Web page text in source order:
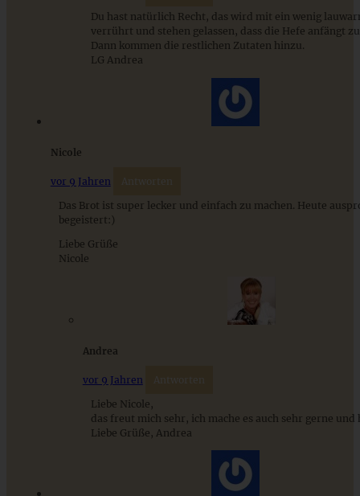
Du hast natürlich Recht, das wird mit ein wenig
verrührt und stehen gelassen, dass die Hefe anfängt
Dann kommen die restlichen Zutaten hinzu.
LG Andrea
Nicole
vor 9 Jahren Antworten
Das Brot ist super lecker und einfach zu machen. Heute
begeistert:)
Liebe Grüße
Nicole
Andrea
vor 9 Jahren Antworten
Liebe Nicole,
das freut mich sehr, ich mache es auch sehr gerne und
Liebe Grüße, Andrea